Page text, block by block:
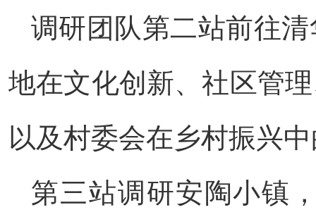
调研团队第二站前往
地在文化创新、社区管
以及村委会在乡村振兴
第三站调研安陶小镇